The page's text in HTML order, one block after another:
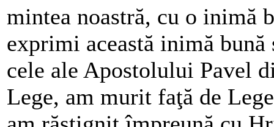
mintea noastră, cu o inimă
exprimi această inimă
cele ale Apostolului Pavel
Lege, am murit faţă de